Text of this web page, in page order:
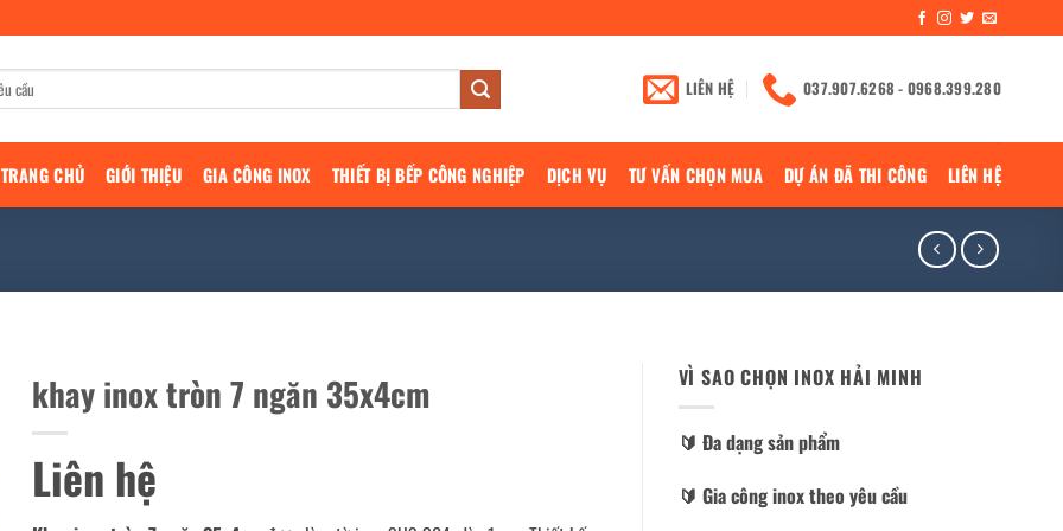
LIÊN HỆ 037.907.6268 - 0968.399.280
TRANG CHỦ GIỚI THIỆU GIA CÔNG INOX THIẾT BỊ BẾP CÔNG NGHIỆP DỊCH VỤ TƯ VẤN CHỌN MUA DỰ ÁN ĐÃ THI CÔNG LIÊN HỆ
khay inox tròn 7 ngăn 35x4cm
Liên hệ
VÌ SAO CHỌN INOX HẢI MINH
🔰️ Đa dạng sản phẩm
🔰️ Gia công inox theo yêu cầu